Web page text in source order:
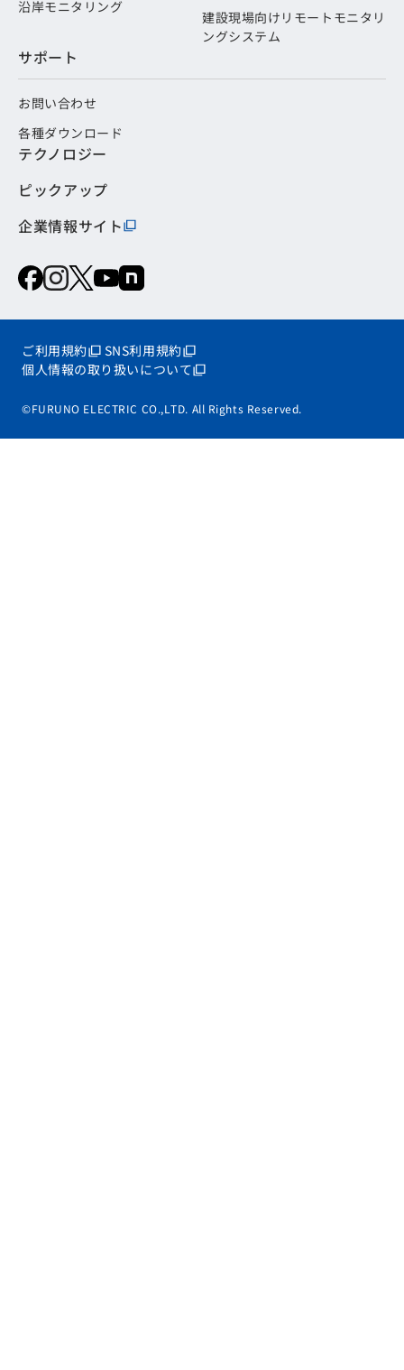
沿岸モニタリング
建設現場向けリモートモニタリ
ングシステム
サポート
お問い合わせ
各種ダウンロード
テクノロジー
ピックアップ
企業情報サイト
ご利用規約
SNS利用規約
個人情報の取り扱いについて
©FURUNO ELECTRIC CO.,LTD. All Rights Reserved.